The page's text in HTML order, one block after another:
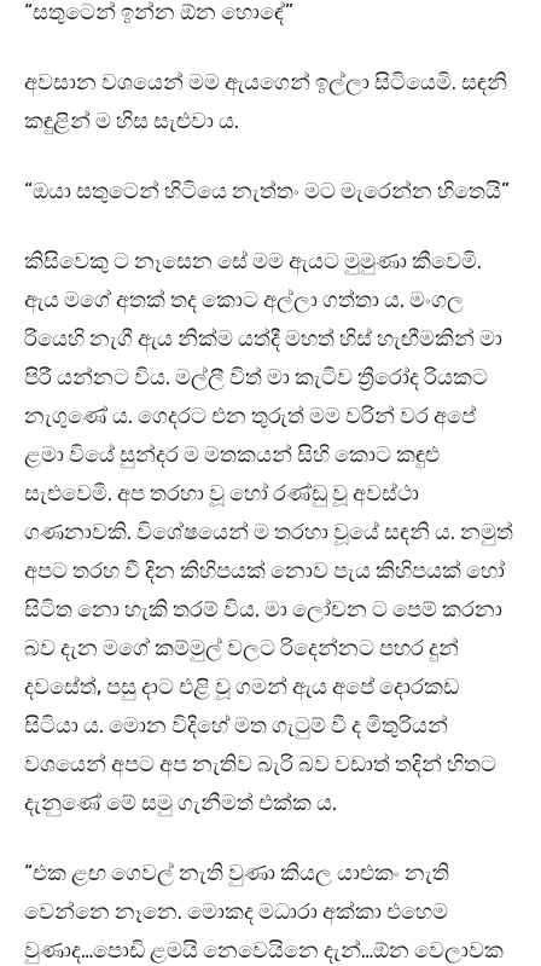
“සතුටෙන් ඉන්න ඕන හොඳේ”
අවසාන වශයෙන් මම ඇයගෙන් ඉල්ලා සිටියෙමි. සඳනි
කඳුළින් ම හිස සැළුවා ය.
“ඔයා සතුටෙන් හිටියෙ නැත්තං මට මැරෙන්න හිතෙයි”
කිසිවෙකු ට නෑසෙන සේ මම ඇයට මුමුණා කීවෙමි.
ඇය මගේ අතක් තද කොට අල්ලා ගත්තා ය. මංගල
රියෙහි නැගී ඇය නික්ම යත්දී මහත් හිස් හැඟීමකින් මා
පිරී යන්නට විය. මල්ලී විත් මා කැටිව ත්‍රීරෝද රියකට
නැගුණේ ය. ගෙදරට එන තුරුත් මම වරින් වර අපේ
ළමා වියේ සුන්දර ම මතකයන් සිහි කොට කඳුළු
සැළුවෙමි. අප තරහා වූ හෝ රණ්ඩු වූ අවස්ථා
ගණනාවකි. විශේෂයෙන් ම තරහා වූයේ සඳනි ය. නමුත්
අපට තරහ වී දින කිහිපයක් නොව පැය කිහිපයක් හෝ
සිටිත නො හැකි තරම් විය. මා ලෝචන ට පෙම් කරනා
බව දැන මගේ කම්මුල් වලට රිදෙන්නට පහර දුන්
දවසේත්, පසු දාට එළි වූ ගමන් ඇය අපේ දොරකඩ
සිටියා ය. මොන විදිහේ මත ගැටුම් වී ද මිතුරියන්
වශයෙන් අපට අප නැතිව බැරි බව වඩාත් තදින් හිතට
දැනුණේ මේ සමු ගැනීමත් එක්ක ය.
“එක ළඟ ගෙවල් නැති වුණා කියල යාළුකං නැති
වෙන්නෙ නෑනෙ. මොකද මධාරා අක්කා එහෙම
වුණාද…පොඩි ළමයි නෙවෙයිනෙ දැන්…ඕන වෙලාවක